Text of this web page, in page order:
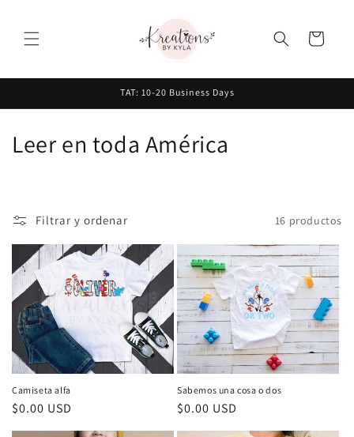
al contenido
Carrito
TAT: 10-20 Business Days
C
e
c
c
i
ó
n
:
Leer en toda América
Filtrar y ordenar 16 productos
Camiseta alfa
Precio
$0.00 USD
Sabemos una cosa o dos
Precio
$0.00 USD